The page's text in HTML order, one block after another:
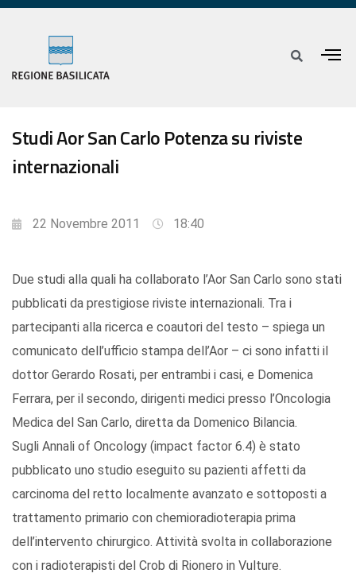
Studi Aor San Carlo Potenza su riviste
internazionali
22 Novembre 2011 18:40
Due studi alla quali ha collaborato l’Aor San Carlo sono stati
pubblicati da prestigiose riviste internazionali. Tra i
partecipanti alla ricerca e coautori del testo – spiega un
comunicato dell’ufficio stampa dell’Aor – ci sono infatti il
dottor Gerardo Rosati, per entrambi i casi, e Domenica
Ferrara, per il secondo, dirigenti medici presso l’Oncologia
Medica del San Carlo, diretta da Domenico Bilancia.
Sugli Annali of Oncology (impact factor 6.4) è stato
pubblicato uno studio eseguito su pazienti affetti da
carcinoma del retto localmente avanzato e sottoposti a
trattamento primario con chemioradioterapia prima
dell’intervento chirurgico. Attività svolta in collaborazione
con i radioterapisti del Crob di Rionero in Vulture.